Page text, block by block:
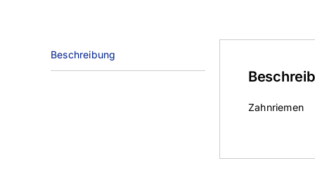
Beschreibung
Zahnriemen